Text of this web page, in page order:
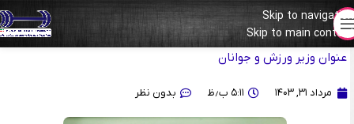
Skip to navigation
Skip to main content
پیام تبریک سجاد انوشیروانی به مناسبت انتخاب احمد دنیا مالی به
عنوان وزیر ورزش و جوانان
مرداد ۳۱, ۱۴۰۳ ۵:۱۱ ب٫ظ بدون نظر